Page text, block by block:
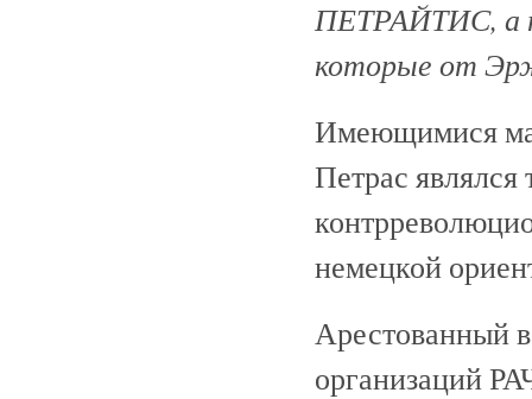
ПЕТРАЙТИС, а
которые от
Имеющимися
Петрас
немецкой
Арестованный
организаций